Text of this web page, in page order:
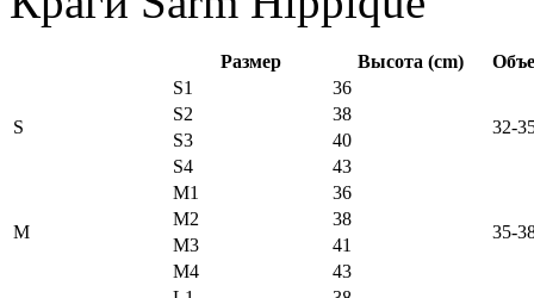
Размер Высота (cm)
S
S1
36
32-
S2
38
S3
40
S4
43
M
M1
36
35-
M2
38
M3
41
M4
43